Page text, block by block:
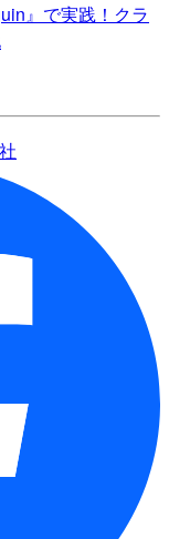
』で実践！クラ